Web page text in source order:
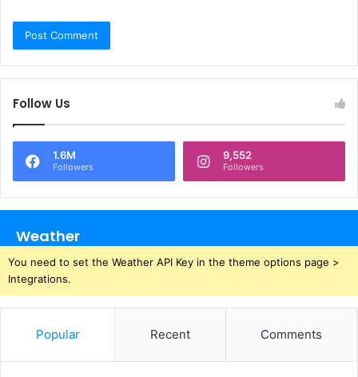
Follow Us
1.6M
Followers
9,552
Followers
Weather
You need to set the Weather API Key in the theme options page >
Integrations.
Popular Recent Comments